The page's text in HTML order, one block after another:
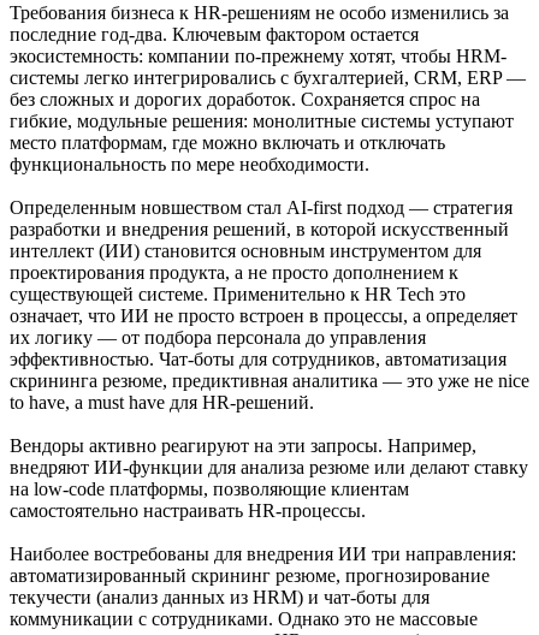
Требования бизнеса к HR-решениям не особо изменились за
последние год-два. Ключевым фактором остается
экосистемность: компании по-прежнему хотят, чтобы HRM-
системы легко интегрировались с бухгалтерией, CRM, ERP —
без сложных и дорогих доработок. Сохраняется спрос на
гибкие, модульные решения: монолитные системы уступают
место платформам, где можно включать и отключать
функциональность по мере необходимости.
Определенным новшеством стал AI-first подход — стратегия
разработки и внедрения решений, в которой искусственный
интеллект (ИИ) становится основным инструментом для
проектирования продукта, а не просто дополнением к
существующей системе. Применительно к HR Tech это
означает, что ИИ не просто встроен в процессы, а определяет
их логику — от подбора персонала до управления
эффективностью. Чат-боты для сотрудников, автоматизация
скрининга резюме, предиктивная аналитика — это уже не nice
to have, а must have для HR-решений.
Вендоры активно реагируют на эти запросы. Например,
внедряют ИИ-функции для анализа резюме или делают ставку
на low-code платформы, позволяющие клиентам
самостоятельно настраивать HR-процессы.
Наиболее востребованы для внедрения ИИ три направления:
автоматизированный скрининг резюме, прогнозирование
текучести (анализ данных из HRM) и чат-боты для
коммуникации с сотрудниками. Однако это не массовые